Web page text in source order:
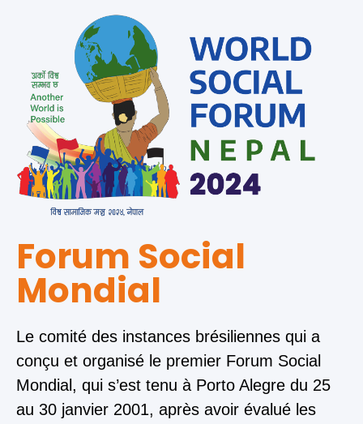
Forum Social
Mondial
Le comité des instances brésiliennes qui a
conçu et organisé le premier Forum Social
Mondial, qui s’est tenu à Porto Alegre du 25
au 30 janvier 2001, après avoir évalué les